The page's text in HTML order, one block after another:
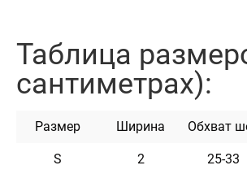
укомплектован прочной
возможностью нанесения
например: кличка домашнего
данные, адрес, номер микрочипа и
Таблица
сантиметрах):
Размер Ширина Обхват
S 2 25-33